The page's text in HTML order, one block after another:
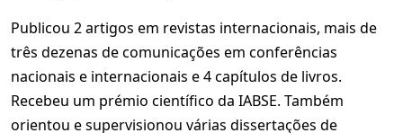
Publicou 2 artigos em revistas internacionais, mais de
três dezenas de comunicações em conferências
nacionais e internacionais e 4 capítulos de livros.
Recebeu um prémio científico da IABSE. Também
orientou e supervisionou várias dissertações de